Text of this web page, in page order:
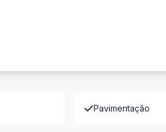
Pavimentação